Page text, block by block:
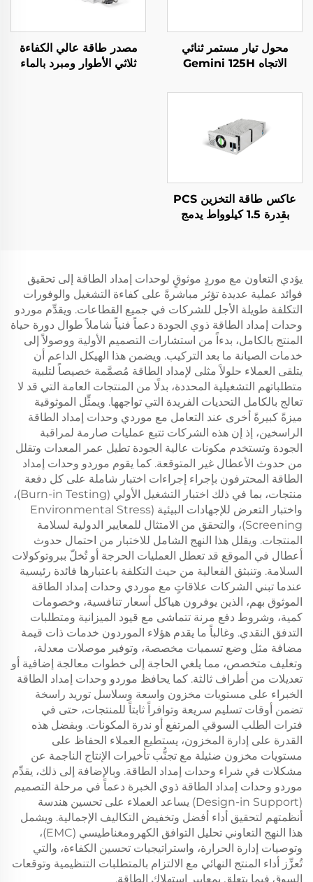
محول تيار مستمر ثنائي
الاتجاه Gemini 125H
مصدر طاقة عالي الكفاءة
ثلاثي الأطوار ومبرد بالماء
عاكس طاقة التخزين PCS
بقدرة 1.5 كيلوواط يدمج
يؤدي التعاون مع موردٍ موثوقٍ لوحدات إمداد الطاقة إلى تحقيق
فوائد عملية عديدة تؤثر مباشرةً على كفاءة التشغيل والوفورات
التكلفة طويلة الأجل للشركات في جميع القطاعات. ويقدِّم موردو
وحدات إمداد الطاقة ذوي الجودة دعماً فنياً شاملاً طوال دورة حياة
المنتج بالكامل، بدءاً من استشارات التصميم الأولية ووصولاً إلى
خدمات الصيانة ما بعد التركيب. ويضمن هذا الهيكل الداعم أن
يتلقى العملاء حلولاً مثلى لإمداد الطاقة مُصمَّمة خصيصاً لتلبية
متطلباتهم التشغيلية المحددة، بدلًا من المنتجات العامة التي قد لا
تعالج بالكامل التحديات الفريدة التي تواجهها. ويمثِّل الموثوقية
ميزةً كبيرةً أخرى عند التعامل مع موردي وحدات إمداد الطاقة
الراسخين، إذ إن هذه الشركات تتبع عمليات صارمة لمراقبة
الجودة وتستخدم مكونات عالية الجودة تطيل عمر المعدات وتقلل
من حدوث الأعطال غير المتوقعة. كما يقوم موردو وحدات إمداد
الطاقة المحترفون بإجراء إجراءات اختبار شاملة على كل دفعة
منتجات، بما في ذلك اختبار التشغيل الأولي (Burn-in Testing)،
واختبار التعرض للإجهادات البيئية (Environmental Stress
Screening)، والتحقق من الامتثال للمعايير الدولية لسلامة
المنتجات. ويقلل هذا النهج الشامل للاختبار من احتمال حدوث
أعطال في الموقع قد تعطل العمليات الحرجة أو تُخلّ ببروتوكولات
السلامة. وتنبثق الفعالية من حيث التكلفة باعتبارها فائدة رئيسية
عندما تبني الشركات علاقاتٍ مع موردي وحدات إمداد الطاقة
الموثوق بهم، الذين يوفرون هياكل أسعار تنافسية، وخصومات
كمية، وشروط دفع مرنة تتماشى مع قيود الميزانية ومتطلبات
التدفق النقدي. وغالباً ما يقدم هؤلاء الموردون خدمات ذات قيمة
مضافة مثل وضع تسميات مخصصة، وتوفير موصلات معدلة،
وتغليف متخصص، مما يلغي الحاجة إلى خطوات معالجة إضافية أو
تعديلات من أطراف ثالثة. كما يحافظ موردو وحدات إمداد الطاقة
الخبراء على مستويات مخزون واسعة وسلاسل توريد راسخة
تضمن أوقات تسليم سريعة وتوافراً ثابتاً للمنتجات، حتى في
فترات الطلب السوقي المرتفع أو ندرة المكونات. وبفضل هذه
القدرة على إدارة المخزون، يستطيع العملاء الحفاظ على
مستويات مخزون ضئيلة مع تجنُّب تأخيرات الإنتاج الناجمة عن
مشكلات في شراء وحدات إمداد الطاقة. وبالإضافة إلى ذلك، يقدِّم
موردو وحدات إمداد الطاقة ذوي الخبرة دعماً في مرحلة التصميم
(Design-in Support) يساعد العملاء على تحسين هندسة
أنظمتهم لتحقيق أداء أفضل وتخفيض التكاليف الإجمالية. ويشمل
هذا النهج التعاوني تحليل التوافق الكهرومغناطيسي (EMC)،
وتوصيات إدارة الحرارة، واستراتيجيات تحسين الكفاءة، والتي
تُعزِّز أداء المنتج النهائي مع الالتزام بالمتطلبات التنظيمية وتوقعات
السوق فيما يتعلق بمعايير استهلاك الطاقة.